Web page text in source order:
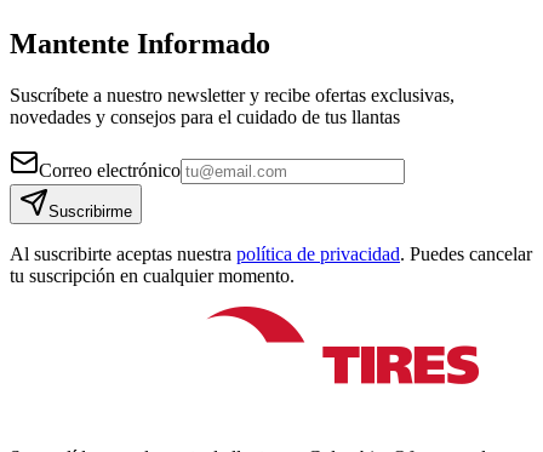
Mantente Informado
Suscríbete a nuestro newsletter y recibe ofertas exclusivas,
novedades y consejos para el cuidado de tus llantas
Correo electrónico
Suscribirme
Al suscribirte aceptas nuestra política de privacidad. Puedes cancelar
tu suscripción en cualquier momento.